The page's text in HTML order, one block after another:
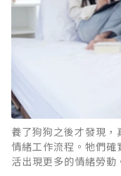
養了狗狗之後才發現
情緒工作流程。牠們
活出現更多的情緒勞